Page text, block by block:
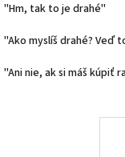
"Hm, tak to je drahé"
"Ako myslíš drahé? Veď
"Ani nie, ak si máš kúpiť